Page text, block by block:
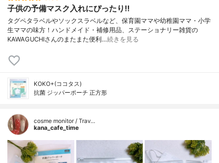
子供の予備マスク入れにぴったり‼
タグペタラベルやソックスラベルなど、保育園ママや幼稚園ママ・小学
生ママの味方！ハンドメイド・補修用品、ステーショナリー雑貨の
KAWAGUCHIさんのまたまた便利…続きを見る
KOKO+(ココタス)
抗菌 ジッパーポーチ 正方形
cosme monitor / Trav…
kana_cafe_time